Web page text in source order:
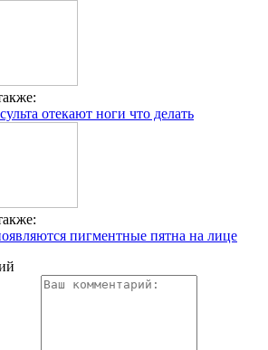
отекают ноги что делать
пигментные пятна на лице